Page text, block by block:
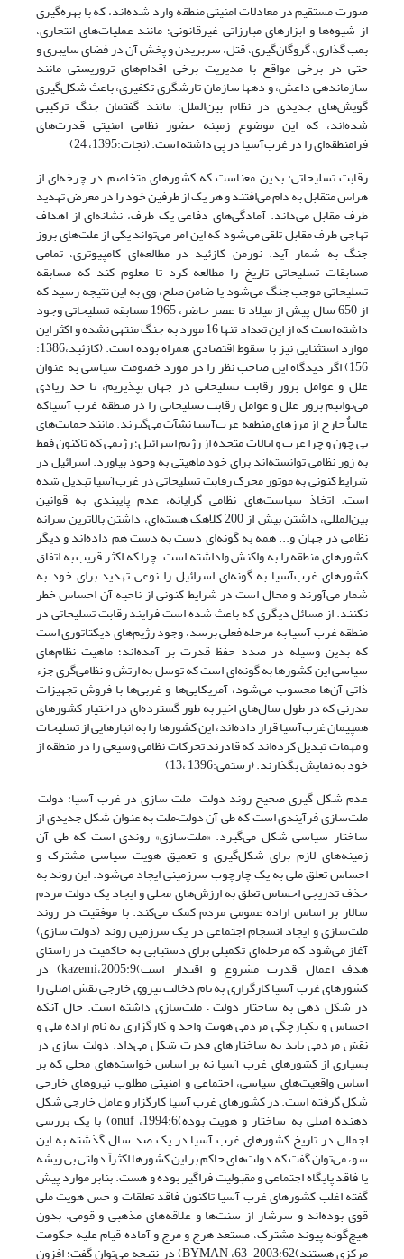
صورت مستقیم در معادلات امنیتی منطقه وارد شده‌اند، که با بهره‌گیری
از شیوه‌ها و ابزارهای مبارزاتی غیرقانونی؛ مانند عملیات‌های انتحاری،
بمب گذاری، گروگان‌گیری، قتل، سربریدن و پخش آن در فضای سایبری و
حتی در برخی مواقع با مدیریت برخی اقدام‌های تروریستی مانند
سازماندهی داعش،‌ و دهها سازمان تارشگری تکفیری، باعث شکل‌گیری
گویش‌های جدیدی در نظام بین‌الملل؛ مانند گفتمان جنگ ترکیبی
شده‌اند، که این موضوع زمینه حضور نظامی امنیتی قدرت‌های
فرامنطقه‌ای را در غرب‌آسیا در پی داشته است. (نجات:1395، 24)
رقابت تسلیحاتی: بدین معناست که کشورهای متخاصم در چرخه‌ای از
هراس متقابل به دام می‌افتند و هر یک از طرفین خود را در معرض تهدید
طرف مقابل می‌داند. آمادگی‌های دفاعی یک طرف، نشانه‌ای از اهداف
تهاجی طرف مقابل تلقی می‌شود که این امر می‌تواند یکی از علت‌های بروز
جنگ به شمار آید. نورمن کازئید در مطالعه‌ای کامپیوتری، تمامی
مسابقات تسلیحاتی تاریخ را مطالعه کرد تا معلوم کند که مسابقه
تسلیحاتی موجب جنگ می‌شود یا ضامن صلح، وی به این نتیجه رسید که
از 650 سال پیش از میلاد تا عصر حاضر، 1965 مسابقه تسلیحاتی وجود
داشته است که از این تعداد تنها 16 مورد به جنگ منتهی نشده و اکثر این
موارد استثنایی نیز با سقوط اقتصادی همراه بوده است. (کازئید،1386:
156) اگر دیدگاه این صاحب نظر را در مورد خصومت سیاسی به عنوان
علل و عوامل بروز رقابت تسلیحاتی در جهان بپذیریم، تا حد زیادی
می‌توانیم بروز علل و عوامل رقابت تسلیحاتی را در منطقه غرب آسیاکه
غالباٌ خارج از مرزهای منطقه غرب‌آسیا نشآت می‌گیرند. مانند حمایت‌های
بی چون و چرا غرب و ایالات متحده از رژیم اسرائیل؛ رژیمی که تاکنون فقط
به زور نظامی توانسته‌اند برای خود ماهیتی به وجود بیاورد. اسرائیل در
شرایط کنونی به موتور محرک رقابت تسلیحاتی در غرب‌آسیا تبدیل شده
است. اتخاذ سیاست‌های نظامی گرایانه، عدم پایبندی به قوانین
بین‌المللی، داشتن بیش از 200 کلاهک هسته‌ای، داشتن بالاترین سرانه
نظامی در جهان و... همه به گونه‌ای دست به دست هم داده‌اند و دیگر
کشورهای منطقه را به واکنش واداشته است. چرا که اکثر قریب به اتفاق
کشورهای غرب‌آسیا به گونه‌ای اسرائیل را نوعی تهدید برای خود به
شمار می‌آورند و محال است در شرایط کنونی از ناحیه آن احساس خطر
نکنند. از مسائل دیگری که باعث شده است فرایند رقابت تسلیحاتی در
منطقه غرب آسیا به مرحله فعلی برسد، وجود رژیم‌های دیکتاتوری است
که بدین وسیله در صدد حفظ قدرت بر آمده‌اند؛ ماهیت نظام‌های
سیاسی این کشورها به گونه‌ای است که توسل به ارتش و نظامی‌گری جزء
ذاتی آن‌ها محسوب می‌شود، آمریکایی‌ها و غربی‌ها با فروش تجهیزات
مدرنی که در طول سال‌های اخیر به طور گسترده‌ای در اختیار کشورهای
همپیمان غرب‌آسیا قرار داده‌اند، این کشورها را به انبارهایی از تسلیحات
و مهمات تبدیل کرده‌اند که قادرند تحرکات نظامی وسیعی را در منطقه از
خود به نمایش بگذارند. (رستمی:1396 ،13)
عدم شکل گیری صحیح روند دولت – ملت سازی در غرب آسیا: دولت–
ملت‌سازی فرآیندی است که طی آن دولت–ملت به عنوان شکل جدیدی از
ساختار سیاسی شکل می‌گیرد. «ملت‌سازی» روندی است که طی آن
زمینه‌های لازم برای شکل‌گیری و تعمیق هویت سیاسی مشترک و
احساس تعلق ملی به یک چارچوب سرزمینی ایجاد می‌شود. این روند به
حذف تدریجی احساس تعلق به ارزش‌های محلی و ایجاد یک دولت مردم
سالار بر اساس اراده عمومی مردم کمک می‌کند. با موفقیت در روند
ملت‌سازی و ایجاد انسجام اجتماعی در یک سرزمین روند (دولت سازی)
آغاز می‌شود که مرحله‌ای تکمیلی برای دستیابی به حاکمیت در راستای
هدف اعمال قدرت مشروع و اقتدار است)2005:9،kazemi) در
کشورهای غرب آسیا کارگزاری به نام دخالت نیروی خارجی نقش اصلی را
در شکل دهی به ساختار دولت – ملت‌سازی داشته است. حال آنکه
احساس و یکپارچگی مردمی هویت واحد و کارگزاری به نام اراده ملی و
نقش مردمی باید به ساختارهای قدرت شکل می‌داد. دولت سازی در
بسیاری از کشورهای غرب آسیا نه بر اساس خواسته‌های محلی که بر
اساس واقعیت‌های سیاسی، اجتماعی و امنیتی مطلوب نیروهای خارجی
شکل گرفته است. در کشورهای غرب آسیا کارگزار و عامل خارجی شکل
دهنده اصلی به ساختار و هویت بوده)1994:6، onuf) با یک بررسی
اجمالی در تاریخ کشورهای غرب آسیا در یک صد سال گذشته به این
سو، می‌توان گفت که دولت‌های حاکم بر این کشورها اکثراً دولتی بی ریشه
یا فاقد پایگاه اجتماعی و مقبولیت فراگیر بوده و هست. بنابر موارد پیش
گفته اغلب کشورهای غرب آسیا تاکنون فاقد تعلقات و حس هویت ملی
قوی بوده‌اند و سرشار از سنت‌ها و علاقه‌های مذهبی و قومی، بدون
هیچ‌گونه پیوند مشترک، مستعد هرج و مرج و آماده قیام علیه حکومت
مرکزی هستند)2003:62-63، BYMAN) در نتیجه می‌توان گفت؛ افزون